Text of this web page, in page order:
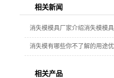
相关新闻
消失模模具厂家介绍消失模模
消失模有哪些你不了解的用途
相关产品